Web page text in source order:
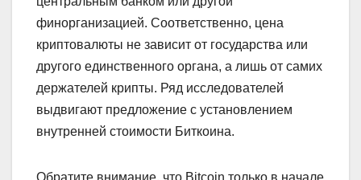
финорганизацией. Соответственно, цена
криптовалюты не зависит от государства или
другого единственного органа, а лишь от самих
держателей крипты. Ряд исследователей
выдвигают предложение с установлением
внутренней стоимости Биткоина.
Обратите внимание, что Bitcoin только в начале